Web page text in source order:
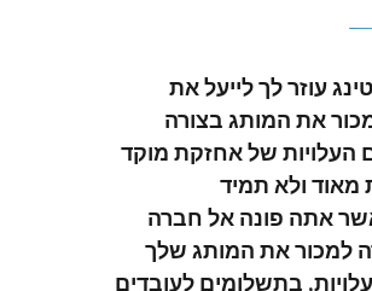
עוזר לך לייעל את
את המותג בצורה
העלויות של אחזקת מוקד
מאוד ולא תמיד
אתה פונה אל חברה
למכור את המותג שלך
בתשלומים לעובדים